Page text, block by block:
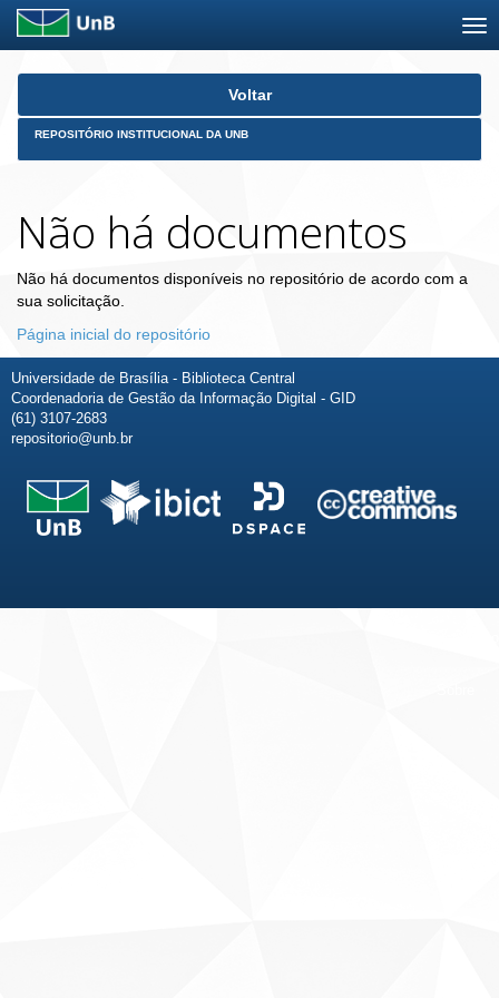
Skip
Voltar
REPOSITÓRIO INSTITUCIONAL DA UNB
Não há documentos
Não há documentos disponíveis no repositório de acordo com a
sua solicitação.
Página inicial do repositório
Universidade de Brasília - Biblioteca Central
Coordenadoria de Gestão da Informação Digital - GID
(61) 3107-2683
repositorio@unb.br